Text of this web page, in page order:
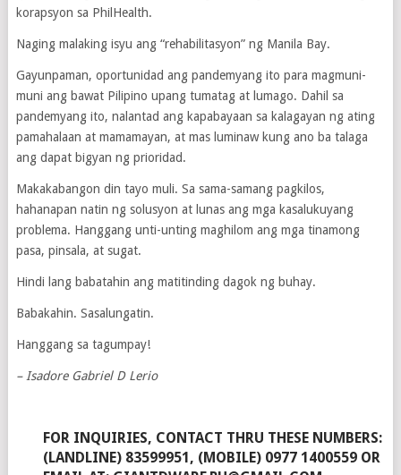
korapsyon sa PhilHealth.
Naging malaking isyu ang “rehabilitasyon” ng Manila Bay.
Gayunpaman, oportunidad ang pandemyang ito para magmuni-
muni ang bawat Pilipino upang tumatag at lumago. Dahil sa
pandemyang ito, nalantad ang kapabayaan sa kalagayan ng ating
pamahalaan at mamamayan, at mas luminaw kung ano ba talaga
ang dapat bigyan ng prioridad.
Makakabangon din tayo muli. Sa sama-samang pagkilos,
hahanapan natin ng solusyon at lunas ang mga kasalukuyang
problema. Hanggang unti-unting maghilom ang mga tinamong
pasa, pinsala, at sugat.
Hindi lang babatahin ang matitinding dagok ng buhay.
Babakahin. Sasalungatin.
Hanggang sa tagumpay!
– Isadore Gabriel D Lerio
FOR INQUIRIES, CONTACT THRU THESE NUMBERS:
(LANDLINE) 83599951, (MOBILE) 0977 1400559 OR